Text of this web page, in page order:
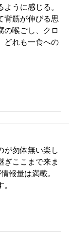
うに感じる。
背筋が伸びる思
の喉ごし、クロ
どれも一食への
が勿体無い楽し
ぎここまで来ま
報量は満載。